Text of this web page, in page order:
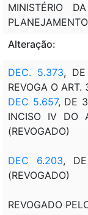
MINISTÉRIO
Alteração:
DEC. 5.373, DE
REVOGA O ART.
DEC 5.657, DE
INCISO IV DO
(REVOGADO)
DEC 6.203,
(REVOGADO)
REVOGADO